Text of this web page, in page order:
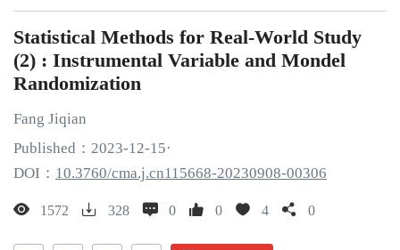
Statistical Methods for Real-World Study
(2) : Instrumental Variable and Mondel
Randomization
Fang Jiqian
Published： 2023-12-15·
DOI： 10.3760/cma.j.cn115668-20230908-00306
1572 328 0 0 4 0